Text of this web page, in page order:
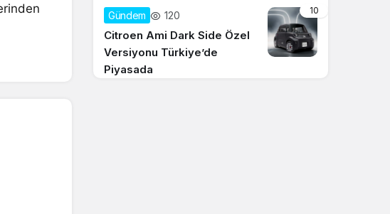
10
Gündem 120
Citroen Ami Dark Side Özel
Versiyonu Türkiye’de
Piyasada